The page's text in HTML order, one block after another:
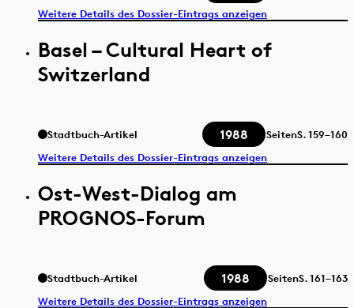
Weitere Details des Dossier-Eintrags anzeigen
Basel – Cultural Heart of
Switzerland
Stadtbuch-Artikel 1988 SeitenS.159–160
Weitere Details des Dossier-Eintrags anzeigen
Ost-West-Dialog am
PROGNOS-Forum
Stadtbuch-Artikel 1988 SeitenS.161–163
Weitere Details des Dossier-Eintrags anzeigen